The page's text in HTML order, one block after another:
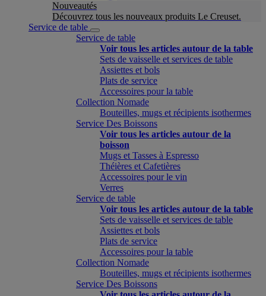
Nouveautés
Découvrez tous les nouveaux produits Le Creuset.
Service de table
Service de table
Voir tous les articles autour de la table
Sets de vaisselle et services de table
Assiettes et bols
Plats de service
Accessoires pour la table
Collection Nomade
Bouteilles, mugs et récipients isothermes
Service Des Boissons
Voir tous les articles autour de la
boisson
Mugs et Tasses à Espresso
Théières et Cafetières
Accessoires pour le vin
Verres
Service de table
Voir tous les articles autour de la table
Sets de vaisselle et services de table
Assiettes et bols
Plats de service
Accessoires pour la table
Collection Nomade
Bouteilles, mugs et récipients isothermes
Service Des Boissons